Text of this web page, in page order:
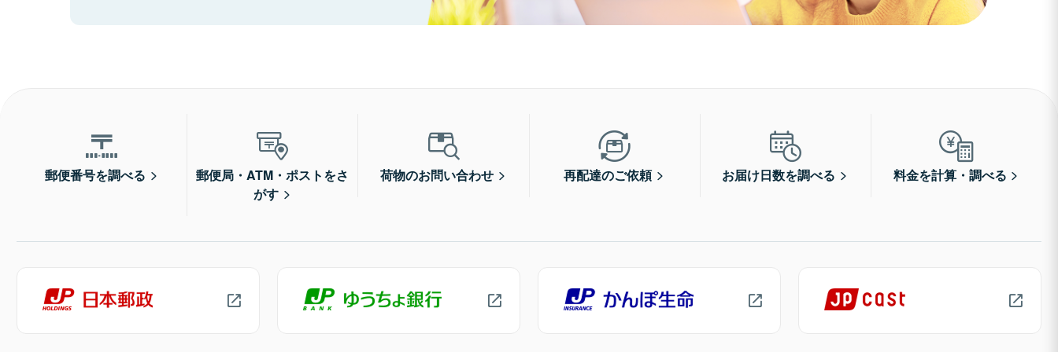
郵便番号を調べる
郵便局・ATM・ポストをさ
がす
荷物のお問い合わせ 再配達のご依頼 お届け日数を調べる 料金を計算・調べる